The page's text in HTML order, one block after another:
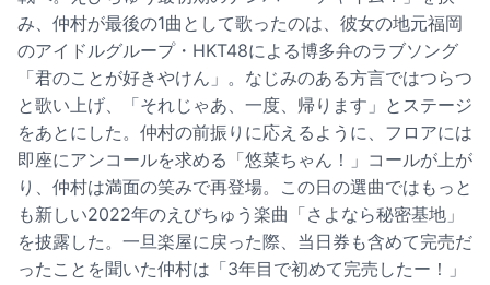
み、仲村が最後の1曲として歌ったのは、彼女の地元福岡
のアイドルグループ・HKT48による博多弁のラブソング
「君のことが好きやけん」。なじみのある方言ではつらつ
と歌い上げ、「それじゃあ、一度、帰ります」とステージ
をあとにした。仲村の前振りに応えるように、フロアには
即座にアンコールを求める「悠菜ちゃん！」コールが上が
り、仲村は満面の笑みで再登場。この日の選曲ではもっと
も新しい2022年のえびちゅう楽曲「さよなら秘密基地」
を披露した。一旦楽屋に戻った際、当日券も含めて完売だ
ったことを聞いた仲村は「3年目で初めて完売したー！」